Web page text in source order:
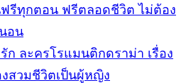
รีทุกตอน ฟรีตลอดชีวิต ไม่ต้อง
อน